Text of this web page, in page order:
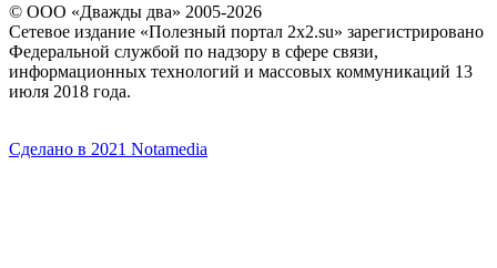
© ООО «Дважды два» 2005-2026
Сетевое издание «Полезный портал 2x2.su» зарегистрировано
Федеральной службой по надзору в сфере связи,
информационных технологий и массовых коммуникаций 13
июля 2018 года.
Сделано в 2021 Notamedia